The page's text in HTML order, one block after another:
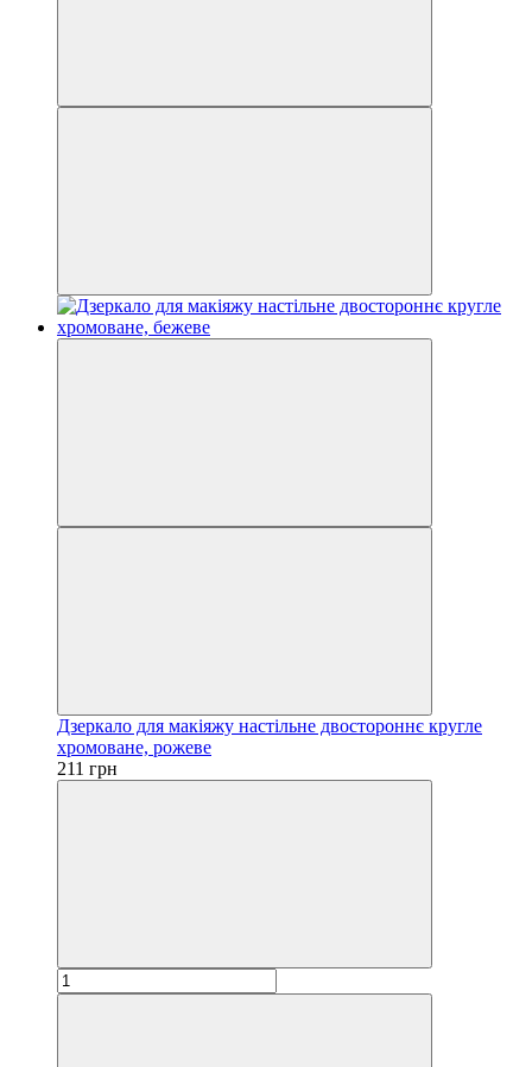
Дзеркало для макіяжу настільне двостороннє кругле
хромоване, рожеве
211 грн